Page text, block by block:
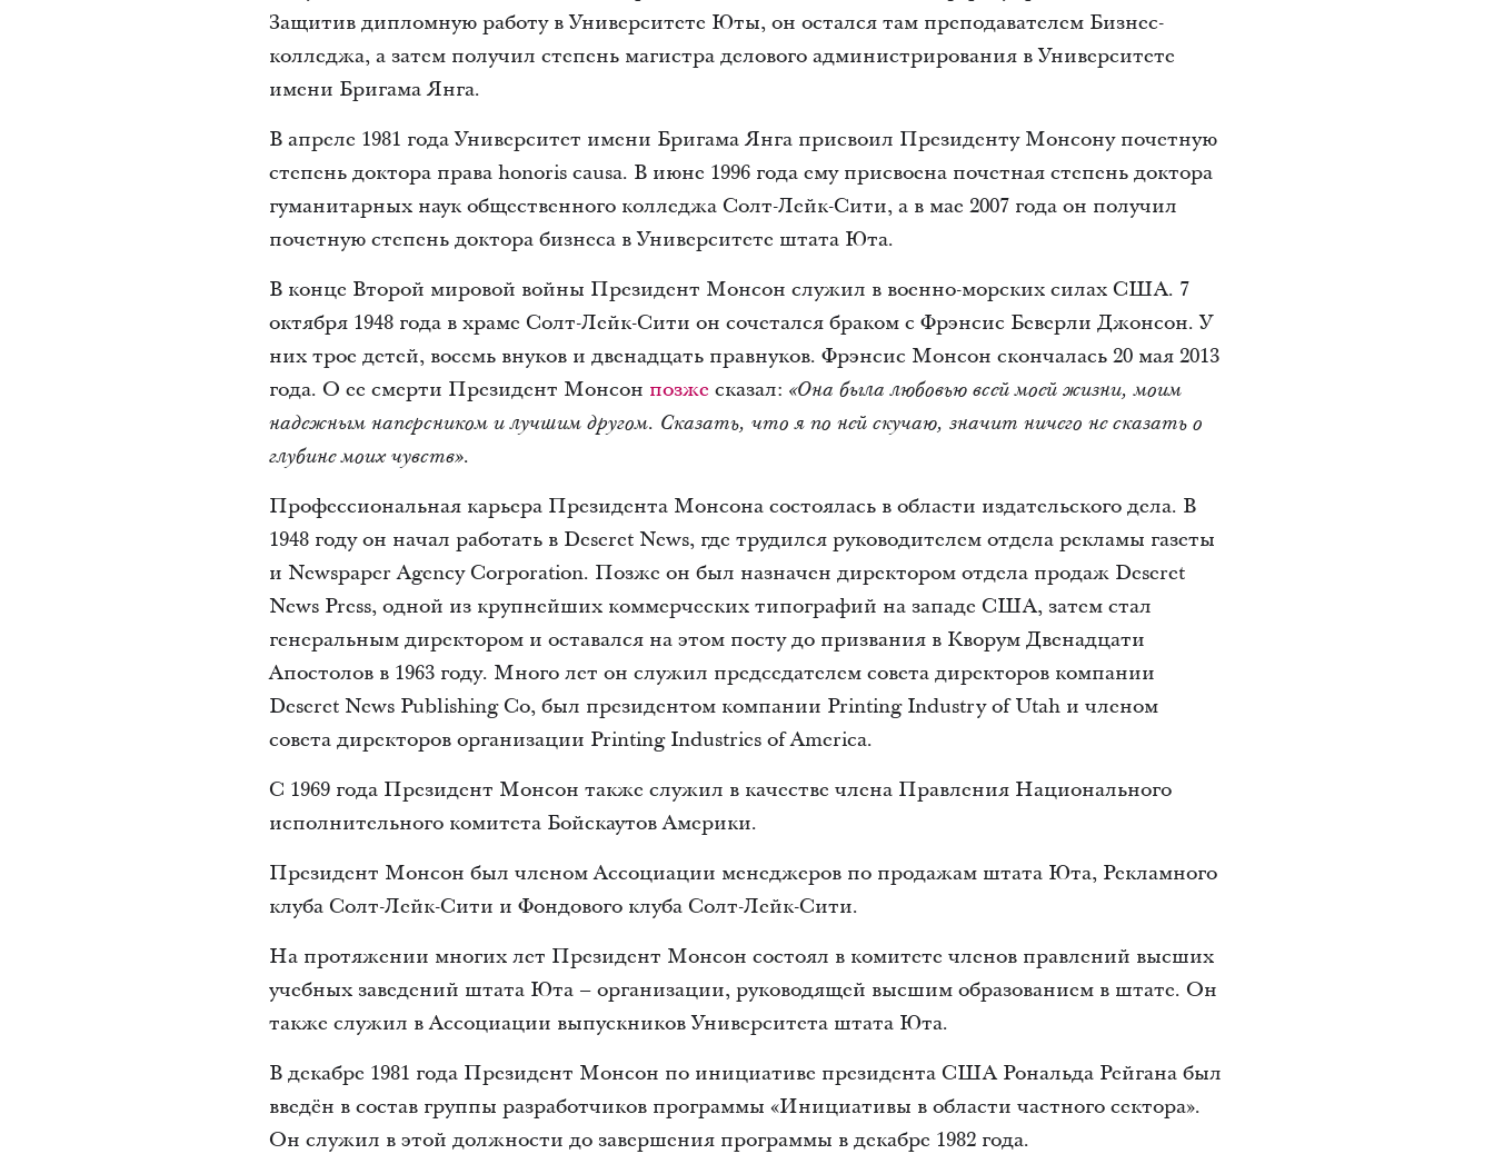
Защитив дипломную работу в Университете Юты, он остался там преподавателем Бизнес-
колледжа, а затем получил степень магистра делового администрирования в Университете
имени Бригама Янга.
В апреле 1981 года Университет имени Бригама Янга присвоил Президенту Монсону почетную
степень доктора права honoris causa. В июне 1996 года ему присвоена почетная степень доктора
гуманитарных наук общественного колледжа Солт-Лейк-Сити, а в мае 2007 года он получил
почетную степень доктора бизнеса в Университете штата Юта.
В конце Второй мировой войны Президент Монсон служил в военно-морских силах США. 7
октября 1948 года в храме Солт-Лейк-Сити он сочетался браком с Фрэнсис Беверли Джонсон. У
них трое детей, восемь внуков и двенадцать правнуков. Фрэнсис Монсон скончалась 20 мая 2013
года. О ее смерти Президент Монсон позже сказал: «Она была любовью всей моей жизни, моим
надежным наперсником и лучшим другом. Сказать, что я по ней скучаю, значит ничего не сказать о
глубине моих чувств».
Профессиональная карьера Президента Монсона состоялась в области издательского дела. В
1948 году он начал работать в Deseret News, где трудился руководителем отдела рекламы газеты
и Newspaper Agency Corporation. Позже он был назначен директором отдела продаж Deseret
News Press, одной из крупнейших коммерческих типографий на западе США, затем стал
генеральным директором и оставался на этом посту до призвания в Кворум Двенадцати
Апостолов в 1963 году. Много лет он служил председателем совета директоров компании
Deseret News Publishing Co, был президентом компании Printing Industry of Utah и членом
совета директоров организации Printing Industries of America.
С 1969 года Президент Монсон также служил в качестве члена Правления Национального
исполнительного комитета Бойскаутов Америки.
Президент Монсон был членом Ассоциации менеджеров по продажам штата Юта, Рекламного
клуба Солт-Лейк-Сити и Фондового клуба Солт-Лейк-Сити.
На протяжении многих лет Президент Монсон состоял в комитете членов правлений высших
учебных заведений штата Юта – организации, руководящей высшим образованием в штате. Он
также служил в Ассоциации выпускников Университета штата Юта.
В декабре 1981 года Президент Монсон по инициативе президента США Рональда Рейгана был
введён в состав группы разработчиков программы «Инициативы в области частного сектора».
Он служил в этой должности до завершения программы в декабре 1982 года.